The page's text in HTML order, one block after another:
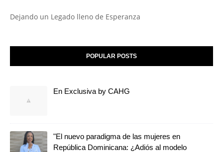
Dejando un Legado lleno de Esperanza
POPULAR POSTS
En Exclusiva by CAHG
"El nuevo paradigma de las mujeres en
República Dominicana: ¿Adiós al modelo